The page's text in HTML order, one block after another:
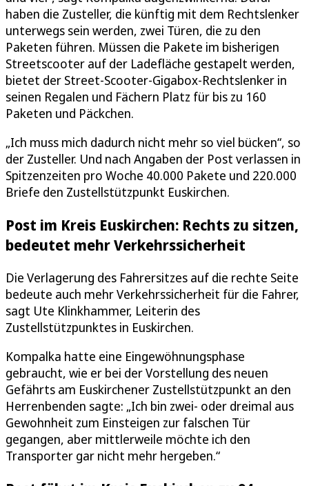
haben die Zusteller, die künftig mit dem Rechtslenker
unterwegs sein werden, zwei Türen, die zu den
Paketen führen. Müssen die Pakete im bisherigen
Streetscooter auf der Ladefläche gestapelt werden,
bietet der Street-Scooter-Gigabox-Rechtslenker in
seinen Regalen und Fächern Platz für bis zu 160
Paketen und Päckchen.
„Ich muss mich dadurch nicht mehr so viel bücken“, so
der Zusteller. Und nach Angaben der Post verlassen in
Spitzenzeiten pro Woche 40.000 Pakete und 220.000
Briefe den Zustellstützpunkt Euskirchen.
Post im Kreis Euskirchen: Rechts zu sitzen,
bedeutet mehr Verkehrssicherheit
Die Verlagerung des Fahrersitzes auf die rechte Seite
bedeute auch mehr Verkehrssicherheit für die Fahrer,
sagt Ute Klinkhammer, Leiterin des
Zustellstützpunktes in Euskirchen.
Kompalka hatte eine Eingewöhnungsphase
gebraucht, wie er bei der Vorstellung des neuen
Gefährts am Euskirchener Zustellstützpunkt an den
Herrenbenden sagte: „Ich bin zwei- oder dreimal aus
Gewohnheit zum Einsteigen zur falschen Tür
gegangen, aber mittlerweile möchte ich den
Transporter gar nicht mehr hergeben.“